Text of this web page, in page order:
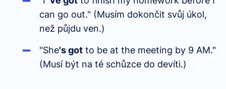
can go out." (Musím dokončit svůj úkol,
než půjdu ven.)
"She's got to be at the meeting by 9 AM."
(Musí být na té schůzce do devíti.)